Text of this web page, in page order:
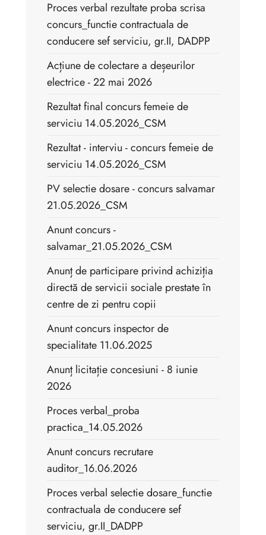
Proces verbal rezultate proba scrisa
concurs_functie contractuala de
conducere sef serviciu, gr.II, DADPP
Acțiune de colectare a deșeurilor
electrice - 22 mai 2026
Rezultat final concurs femeie de
serviciu 14.05.2026_CSM
Rezultat - interviu - concurs femeie de
serviciu 14.05.2026_CSM
PV selectie dosare - concurs salvamar
21.05.2026_CSM
Anunt concurs -
salvamar_21.05.2026_CSM
Anunț de participare privind achiziția
directă de servicii sociale prestate în
centre de zi pentru copii
Anunt concurs inspector de
specialitate 11.06.2025
Anunț licitație concesiuni - 8 iunie
2026
Proces verbal_proba
practica_14.05.2026
Anunt concurs recrutare
auditor_16.06.2026
Proces verbal selectie dosare_functie
contractuala de conducere sef
serviciu, gr.II_DADPP